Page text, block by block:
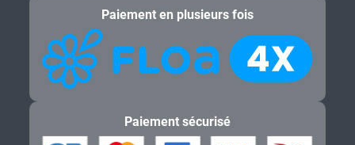
Paiement en plusieurs fois
Paiement sécurisé